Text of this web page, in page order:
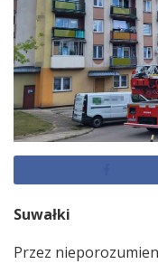
Suwałki
Przez